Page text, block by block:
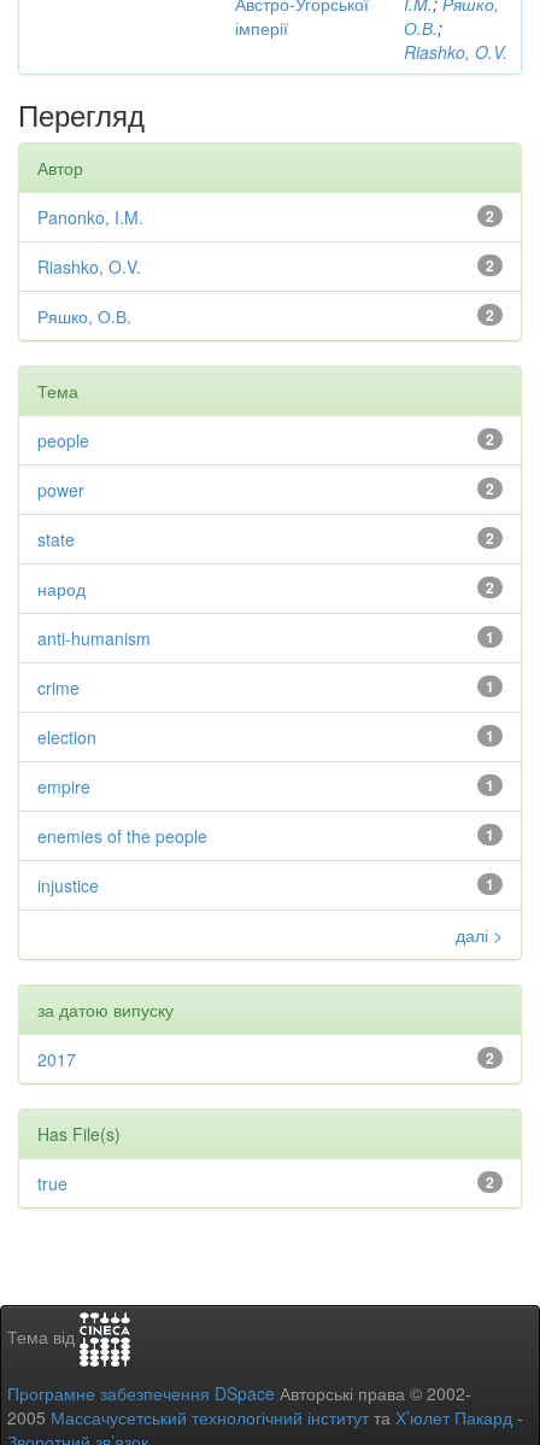
імперії
О.В.;
Riashko, O.V.
Перегляд
Автор
2
Panonko, I.M.
2
Riashko, O.V.
2
Ряшко, О.В.
Тема
2
people
2
power
2
state
2
народ
1
anti-humanism
1
crime
1
election
1
empire
1
enemies of the people
1
injustice
далі >
за датою випуску
2
2017
Has File(s)
2
true
Тема від
Програмне забезпечення DSpace Авторські права © 2002-
2005 Массачусетський технологічний інститутта Х’юлет Пакард -